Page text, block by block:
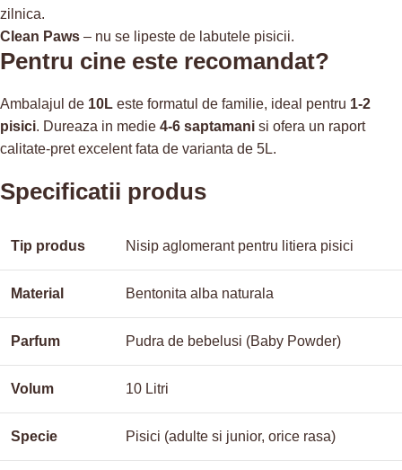
zilnica.
Clean Paws – nu se lipeste de labutele pisicii.
Pentru cine este recomandat?
Ambalajul de 10L este formatul de familie, ideal pentru 1-2
pisici. Dureaza in medie 4-6 saptamani si ofera un raport
calitate-pret excelent fata de varianta de 5L.
Specificatii produs
Tip produs Nisip aglomerant pentru litiera pisici
Material Bentonita alba naturala
Parfum Pudra de bebelusi (Baby Powder)
Volum 10 Litri
Specie Pisici (adulte si junior, orice rasa)